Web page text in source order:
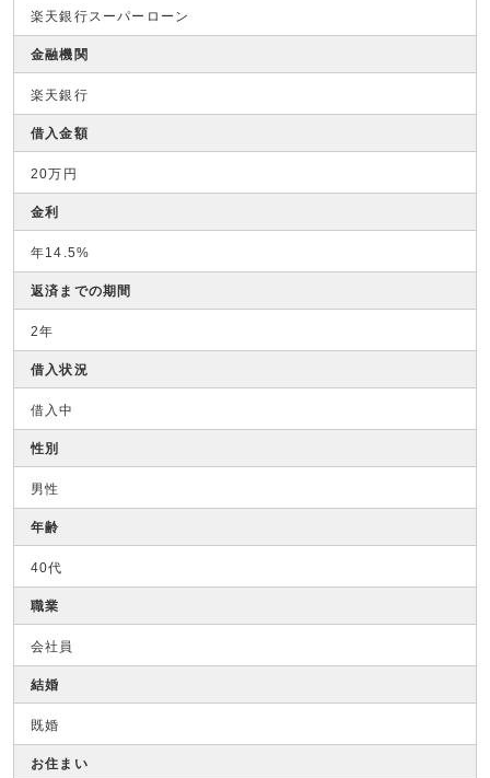
楽天銀行スーパーローン
金融機関
楽天銀行
借入金額
20万円
金利
年14.5%
返済までの期間
2年
借入状況
借入中
性別
男性
年齢
40代
職業
会社員
結婚
既婚
お住まい